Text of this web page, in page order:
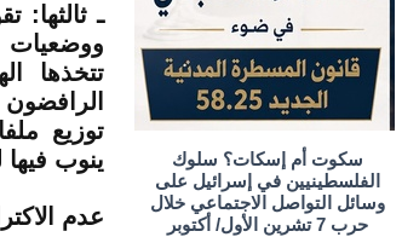
ـ ثالثها:
ووضعيات
تتخذها
توزيع
ينوب فيها
عدم
سكوت أم إسكات؟ سلوك
الفلسطينيين في إسرائيل على
وسائل التواصل الاجتماعي خلال
حرب 7 تشرين الأول/ أكتوبر